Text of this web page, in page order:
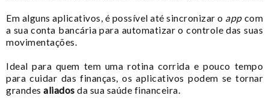
Em alguns aplicativos, é possível até sincronizar o appcom
a sua conta bancária para automatizar o controle das suas
movimentações.
Ideal para quem tem uma rotina corrida e pouco tempo
para cuidar das finanças, os aplicativos podem se tornar
grandes aliados da sua saúde financeira.